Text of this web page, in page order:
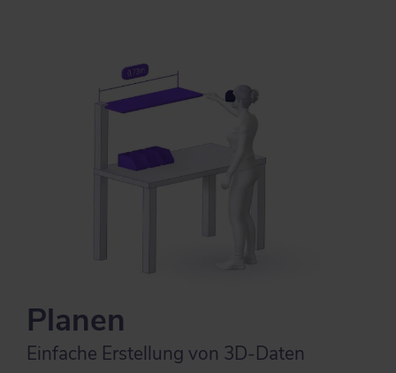
Planen
Einfache Erstellung von 3D-Daten